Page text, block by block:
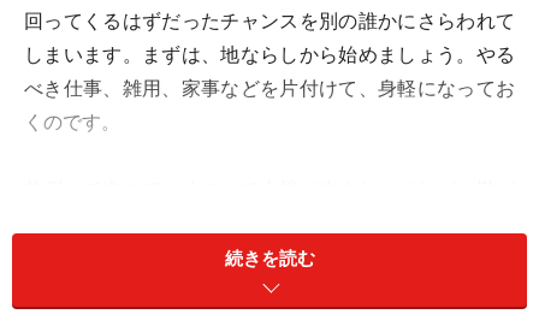
回ってくるはずだったチャンスを別の誰かにさらわれて
しまいます。まずは、地ならしから始めましょう。やる
べき仕事、雑用、家事などを片付けて、身軽になってお
くのです。
す。まずは、日々の課題に集中。焦らずに。
続きを読む